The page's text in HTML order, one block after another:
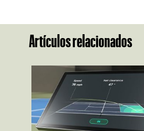
Artículos relacionados